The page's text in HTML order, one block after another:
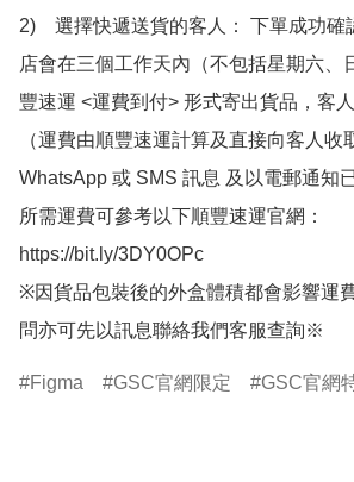
2)　選擇快遞送貨的客人： 下單成功確
店會在三個工作天內（不包括星期六、
豐速運 <運費到付> 形式寄出貨品，客
（運費由順豐速運計算及直接向客人收
WhatsApp 或 SMS 訊息 及以電郵通知
所需運費可參考以下順豐速運官網：
https://bit.ly/3DY0OPc
※因貨品包裝後的外盒體積都會影響運
問亦可先以訊息聯絡我們客服查詢※
Figma GSC官網限定 GSC官網